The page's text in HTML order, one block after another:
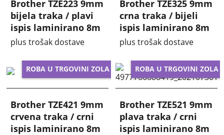
Brother TZE223 9mm
bijela traka / plavi
ispis laminirano 8m
plus trošak dostave
Brother TZE325 9mm
crna traka / bijeli
ispis laminirano 8m
plus trošak dostave
ROBA U TRGOVINI ZOLA
Brother TZE421 9mm
crvena traka / crni
ispis laminirano 8m
ROBA U TRGOVINI ZOLA
Brother TZE521 9mm
plava traka / crni
ispis laminirano 8m